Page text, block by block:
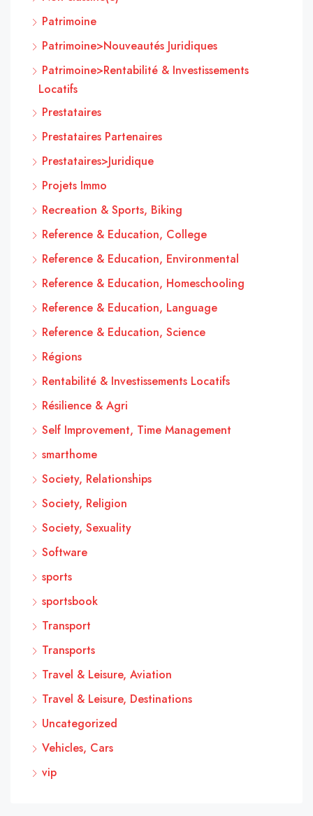
Patrimoine
Patrimoine>Nouveautés Juridiques
Patrimoine>Rentabilité & Investissements
Locatifs
Prestataires
Prestataires Partenaires
Prestataires>Juridique
Projets Immo
Recreation & Sports, Biking
Reference & Education, College
Reference & Education, Environmental
Reference & Education, Homeschooling
Reference & Education, Language
Reference & Education, Science
Régions
Rentabilité & Investissements Locatifs
Résilience & Agri
Self Improvement, Time Management
smarthome
Society, Relationships
Society, Religion
Society, Sexuality
Software
sports
sportsbook
Transport
Transports
Travel & Leisure, Aviation
Travel & Leisure, Destinations
Uncategorized
Vehicles, Cars
vip